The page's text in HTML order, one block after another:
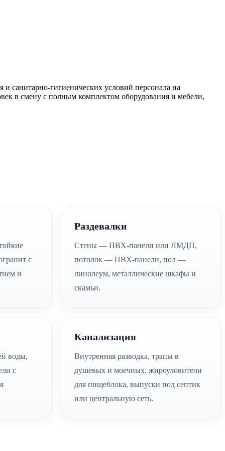
санитарно-гигиенических условий персонала на
в смену с полным комплектом оборудования и мебели,
с
и
Раздевалки
Стены — ПВХ-панели или ЛМДП,
потолок — ПВХ-панели, пол —
линолеум, металлические шкафы и
скамьи.
воды,
с
Канализация
Внутренняя разводка, трапы в
душевых и моечных, жироуловители
для пищеблока, выпуски под септик
или центральную сеть.